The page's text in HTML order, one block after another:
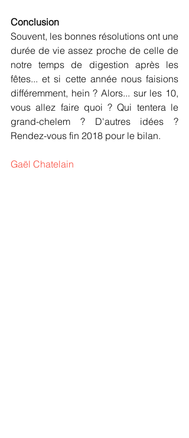
Conclusion
Souvent, les bonnes résolutions ont une
durée de vie assez proche de celle de
notre temps de digestion après les
fêtes... et si cette année nous faisions
différemment, hein ? Alors... sur les 10,
vous allez faire quoi ? Qui tentera le
grand-chelem ? D'autres idées ?
Rendez-vous fin 2018 pour le bilan.
Gaël Chatelain